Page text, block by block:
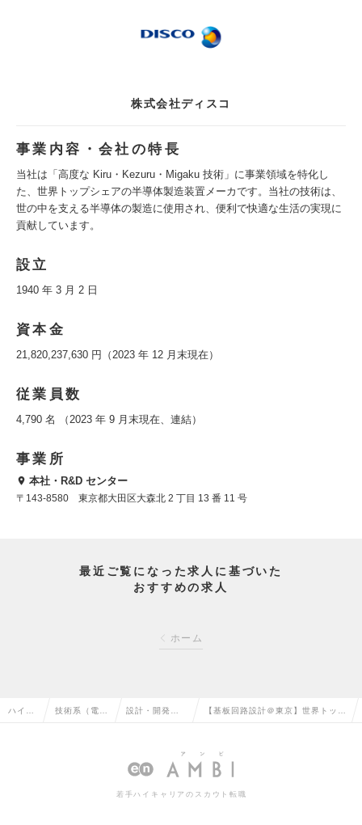
株式会社ディスコ
事業内容・会社の特長
当社は「高度な Kiru・Kezuru・Migaku 技術」に事業領域を特化し
た、世界トップシェアの半導体製造装置メーカです。当社の技術は、
世の中を支える半導体の製造に使用され、便利で快適な生活の実現に
貢献しています。
設立
1940 年 3 月 2 日
資本金
21,820,237,630 円（2023 年 12 月末現在）
従業員数
4,790 名 （2023 年 9 月末現在、連結）
事業所
本社・R&D センター
〒143-8580 東京都大田区大森北 2 丁目 13 番 11 号
最近ご覧になった求人に基づいた
おすすめの求人
ホーム
ハイク 技術系（電 設計・開発エ
子回路）の転
【基板回路設計＠東京】世界トップ
均年収1500万円の求人情報
若手ハイキャリアのスカウト転職